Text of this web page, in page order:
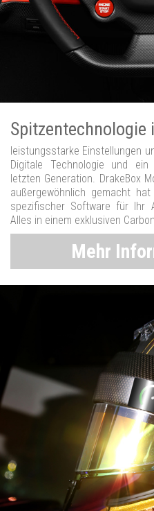
Spitzentechnologie
leistungsstarke Einstellungen
Digitale Technologie und
letzten Generation. DrakeBox
außergewöhnlich gemacht
spezifischer Software für Ihr
Alles in einem exklusiven
Mehr